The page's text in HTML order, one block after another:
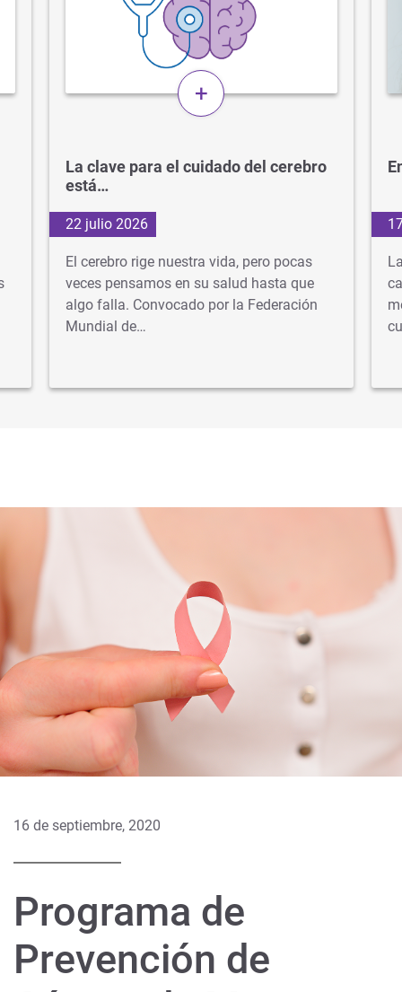
+
La clave para el cuidado del cerebro
está…
22 julio 2026
El cerebro rige nuestra vida, pero pocas
veces pensamos en su salud hasta que
algo falla. Convocado por la Federación
Mundial de…
16 de septiembre, 2020
Programa de
Prevención de